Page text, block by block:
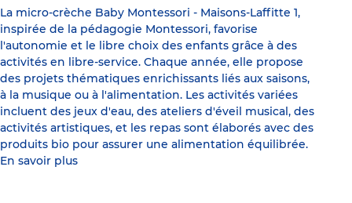
La micro-crèche Baby Montessori - Maisons-Laffitte 1,
inspirée de la pédagogie Montessori, favorise
l'autonomie et le libre choix des enfants grâce à des
activités en libre-service. Chaque année, elle propose
des projets thématiques enrichissants liés aux saisons,
à la musique ou à l'alimentation. Les activités variées
incluent des jeux d'eau, des ateliers d'éveil musical, des
activités artistiques, et les repas sont élaborés avec des
produits bio pour assurer une alimentation équilibrée.
En savoir plus